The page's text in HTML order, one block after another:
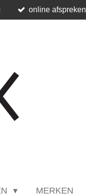
online afspreken
MERKEN